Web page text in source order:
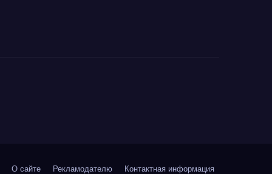
О сайте Рекламодателю Контактная информация